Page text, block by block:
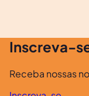
Inscreva-
Receba nossas